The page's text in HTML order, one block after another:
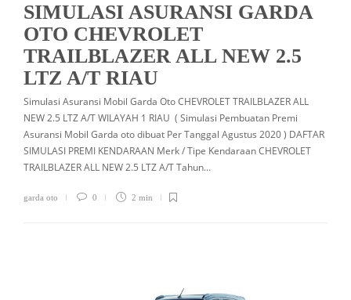
SIMULASI ASURANSI GARDA
OTO CHEVROLET
TRAILBLAZER ALL NEW 2.5
LTZ A/T RIAU
Simulasi Asuransi Mobil Garda Oto CHEVROLET TRAILBLAZER ALL
NEW 2.5 LTZ A/T WILAYAH 1 RIAU ( Simulasi Pembuatan Premi
Asuransi Mobil Garda oto dibuat Per Tanggal Agustus 2020 ) DAFTAR
SIMULASI PREMI KENDARAAN Merk / Tipe Kendaraan CHEVROLET
TRAILBLAZER ALL NEW 2.5 LTZ A/T Tahun…
garda oto 0 2 min